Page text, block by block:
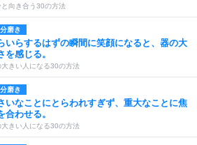
と向き合う30の方法
磨き
いらするはずの瞬間に笑顔になると、器の大
を感じる。
大きい人になる30の方法
磨き
いなことにとらわれすぎず、重大なことに焦
合わせる。
大きい人になる30の方法